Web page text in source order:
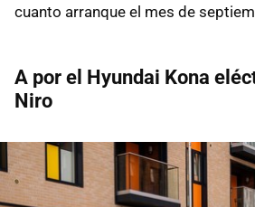
cuanto arranque el mes de
A por el Hyundai Kona
Niro